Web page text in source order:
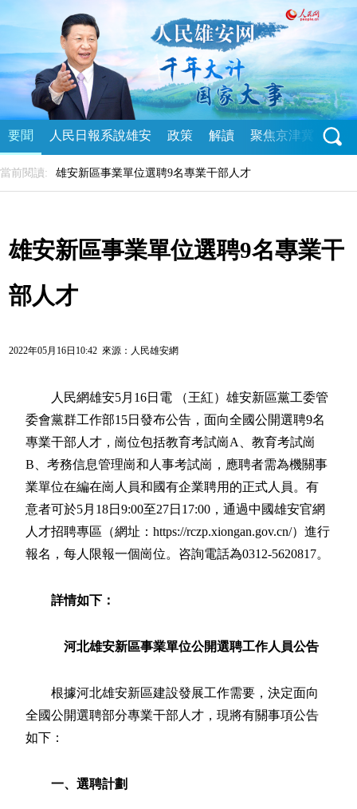
要聞 人民日報系說雄安 政策 解讀 聚焦京津冀 直
當前閱讀: 雄安新區事業單位選聘9名專業干部人才
雄安新區事業單位選聘9名專業干
部人才
2022年05月16日10:42 來源： 人民雄安網
人民網雄安5月16日電 （王紅）雄安新區黨工委管
委會黨群工作部15日發布公告，面向全國公開選聘9名
專業干部人才，崗位包括教育考試崗A、教育考試崗
B、考務信息管理崗和人事考試崗，應聘者需為機關事
業單位在編在崗人員和國有企業聘用的正式人員。有
意者可於5月18日9:00至27日17:00，通過中國雄安官網
人才招聘專區（網址：https://rczp.xiongan.gov.cn/）進行
報名，每人限報一個崗位。咨詢電話為0312-5620817。
詳情如下：
河北雄安新區事業單位公開選聘工作人員公告
根據河北雄安新區建設發展工作需要，決定面向
全國公開選聘部分專業干部人才，現將有關事項公告
如下：
一、選聘計劃